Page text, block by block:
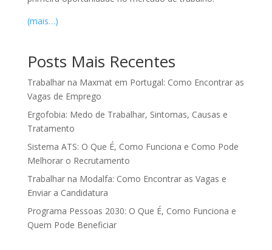
(mais…)
Posts Mais Recentes
Trabalhar na Maxmat em Portugal: Como Encontrar as
Vagas de Emprego
Ergofobia: Medo de Trabalhar, Sintomas, Causas e
Tratamento
Sistema ATS: O Que É, Como Funciona e Como Pode
Melhorar o Recrutamento
Trabalhar na Modalfa: Como Encontrar as Vagas e
Enviar a Candidatura
Programa Pessoas 2030: O Que É, Como Funciona e
Quem Pode Beneficiar